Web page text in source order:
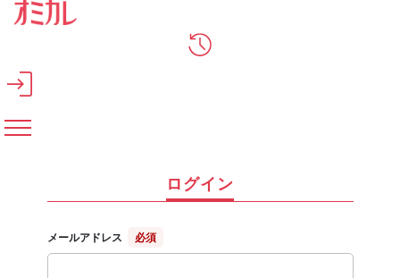
メインコンテンツへスキップ
ログイン
メールアドレス 必須